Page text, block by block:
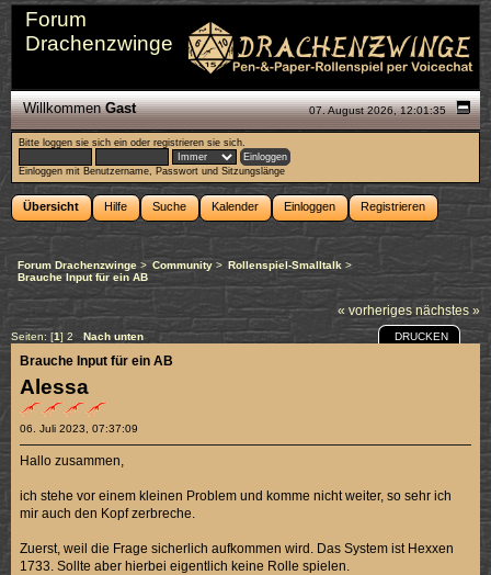
Forum
Drachenzwinge
07. August 2026, 12:01:35
WillkommenGast
Bitte loggen sie sich ein oderregistrieren sie sich.
Einloggen mit Benutzername, Passwort und Sitzungslänge
Übersicht Hilfe Suche Kalender Einloggen Registrieren
Forum Drachenzwinge > Community> Rollenspiel-Smalltalk >
Brauche Input für ein AB
« vorheriges nächstes »
Seiten: [1] 2 Nach unten DRUCKEN
Alessa
06. Juli 2023, 07:37:09
Brauche Input für ein AB
Hallo zusammen,
ich stehe vor einem kleinen Problem und komme nicht weiter, so sehr ich
mir auch den Kopf zerbreche.
Zuerst, weil die Frage sicherlich aufkommen wird. Das System ist Hexxen
1733. Sollte aber hierbei eigentlich keine Rolle spielen.